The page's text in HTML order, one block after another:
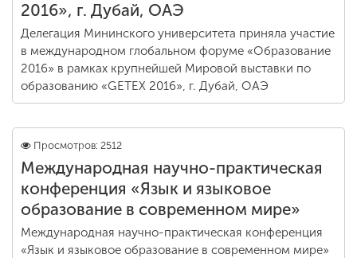
2016», г. Дубай, ОАЭ
Делегация Мининского университета приняла участие
в международном глобальном форуме «Образование
2016» в рамках крупнейшей Мировой выставки по
образованию «GETEX 2016», г. Дубай, ОАЭ
Просмотров: 2512
Международная научно-практическая
конференция «Язык и языковое
образование в современном мире»
Международная научно-практическая конференция
«Язык и языковое образование в современном мире»